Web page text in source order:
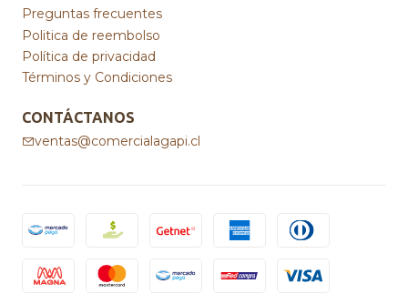
Preguntas frecuentes
Politica de reembolso
Política de privacidad
Términos y Condiciones
CONTÁCTANOS
ventas@comercialagapi.cl